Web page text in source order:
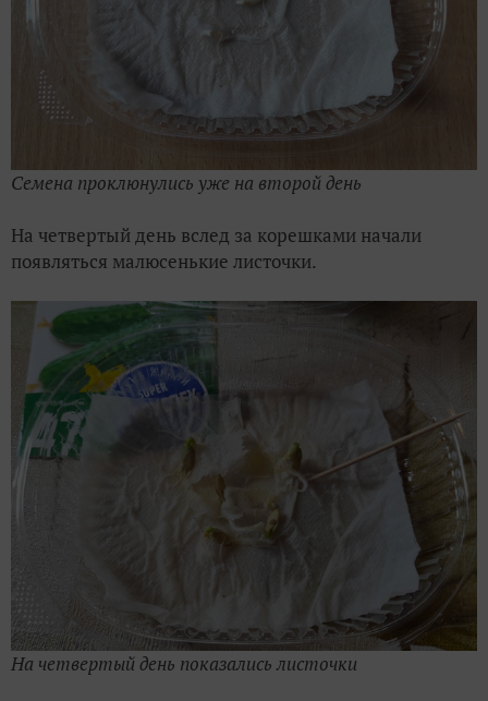
Семена проклюнулись уже на второй день
На четвертый день вслед за корешками начали
появляться малюсенькие листочки.
На четвертый день показались листочки